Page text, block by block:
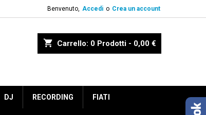
Benvenuto, Accedi o Crea un account
shopping_cart Carrello: 0 Prodotti - 0,00 €
DJ RECORDING FIATI